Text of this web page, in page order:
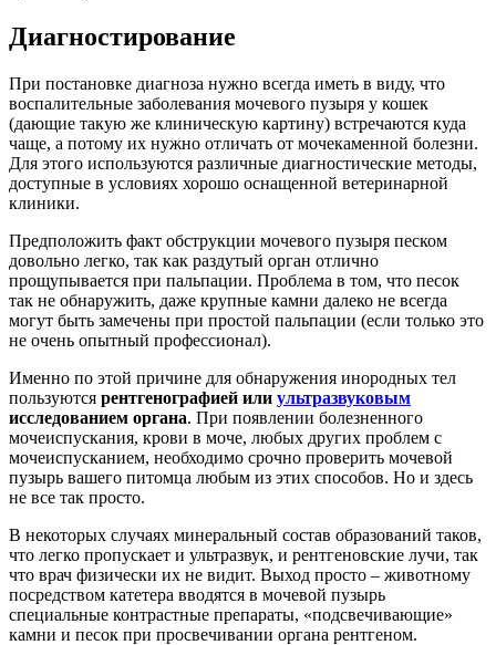
Диагностирование
При постановке диагноза нужно всегда иметь в виду, что
воспалительные заболевания мочевого пузыря у кошек
(дающие такую же клиническую картину) встречаются куда
чаще, а потому их нужно отличать от мочекаменной болезни.
Для этого используются различные диагностические методы,
доступные в условиях хорошо оснащенной ветеринарной
клиники.
Предположить факт обструкции мочевого пузыря песком
довольно легко, так как раздутый орган отлично
прощупывается при пальпации. Проблема в том, что песок
так не обнаружить, даже крупные камни далеко не всегда
могут быть замечены при простой пальпации (если только это
не очень опытный профессионал).
Именно по этой причине для обнаружения инородных тел
пользуются рентгенографией или ультразвуковым
исследованием органа. При появлении болезненного
мочеиспускания, крови в моче, любых других проблем с
мочеиспусканием, необходимо срочно проверить мочевой
пузырь вашего питомца любым из этих способов. Но и здесь
не все так просто.
В некоторых случаях минеральный состав образований таков,
что легко пропускает и ультразвук, и рентгеновские лучи, так
что врач физически их не видит. Выход просто – животному
посредством катетера вводятся в мочевой пузырь
специальные контрастные препараты, «подсвечивающие»
камни и песок при просвечивании органа рентгеном.